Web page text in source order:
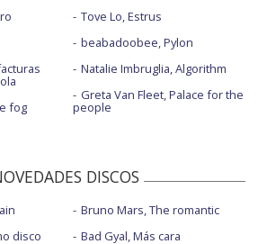
fog
Tove Lo, Estrus
beabadoobee, Pylon
Natalie Imbruglia, Algorithm
Greta Van Fleet, Palace for the
people
DISCOS
disco
Bruno Mars, The romantic
Bad Gyal, Más cara